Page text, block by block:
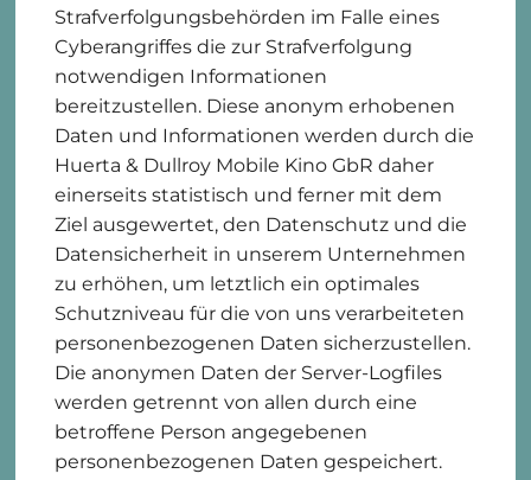
Strafverfolgungsbehörden im Falle eines
Cyberangriffes die zur Strafverfolgung
notwendigen Informationen
bereitzustellen. Diese anonym erhobenen
Daten und Informationen werden durch die
Huerta & Dullroy Mobile Kino GbR daher
einerseits statistisch und ferner mit dem
Ziel ausgewertet, den Datenschutz und die
Datensicherheit in unserem Unternehmen
zu erhöhen, um letztlich ein optimales
Schutzniveau für die von uns verarbeiteten
personenbezogenen Daten sicherzustellen.
Die anonymen Daten der Server-Logfiles
werden getrennt von allen durch eine
betroffene Person angegebenen
personenbezogenen Daten gespeichert.